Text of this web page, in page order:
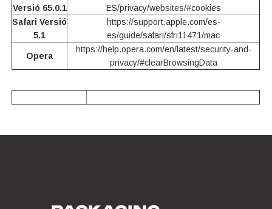
Versió 65.0.1
ES/privacy/websites/#cookies
Safari Versió
5.1
https://support.apple.com/es-
es/guide/safari/sfri11471/mac
Opera
https://help.opera.com/en/latest/security-and-
privacy/#clearBrowsingData